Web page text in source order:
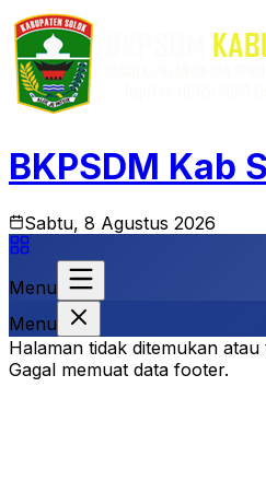
BKPSDM Kab
Sabtu, 8 Agustus 2026
Menu
Menu
Halaman tidak ditemukan atau
Gagal memuat data footer.